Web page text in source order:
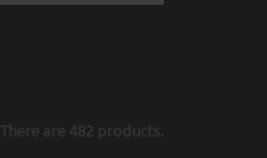
There are 482 products.